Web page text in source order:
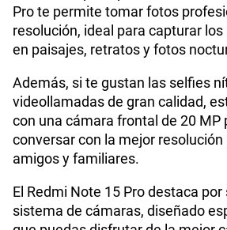
Radio FM
Capacidad Memoria Externa
Capacidad Memoria Interna
Capacidad Memoria RAM
Pro te permite tomar fotos
resolución, ideal para capturar
en paisajes, retratos y fotos
Además, si te gustan las selfies
videollamadas de gran calidad,
con una cámara frontal de 20 MP
conversar con la mejor
amigos y familiares.
El Redmi Note 15 Pro destaca por
sistema de cámaras, diseñado